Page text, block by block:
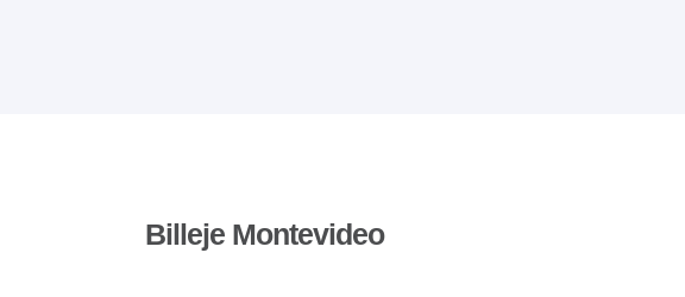
Billeje Montevideo